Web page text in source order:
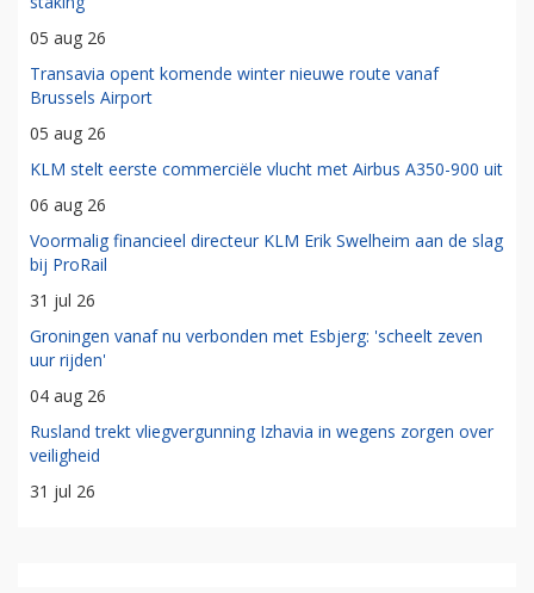
05 aug 26
Transavia opent komende winter nieuwe route vanaf
Brussels Airport
05 aug 26
KLM stelt eerste commerciële vlucht met Airbus A350-900 uit
06 aug 26
Voormalig financieel directeur KLM Erik Swelheim aan de slag
bij ProRail
31 jul 26
Groningen vanaf nu verbonden met Esbjerg: 'scheelt zeven
uur rijden'
04 aug 26
Rusland trekt vliegvergunning Izhavia in wegens zorgen over
veiligheid
31 jul 26